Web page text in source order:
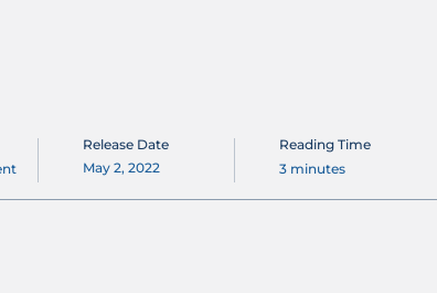
Release Date
May 2, 2022
Reading Time
3 minutes